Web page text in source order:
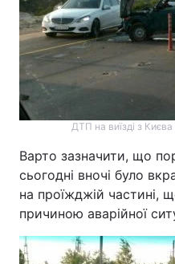
ДТП на виїзді з
Варто зазначити, що
сьогодні вночі було
на проїжджій частині,
причиною аварійної